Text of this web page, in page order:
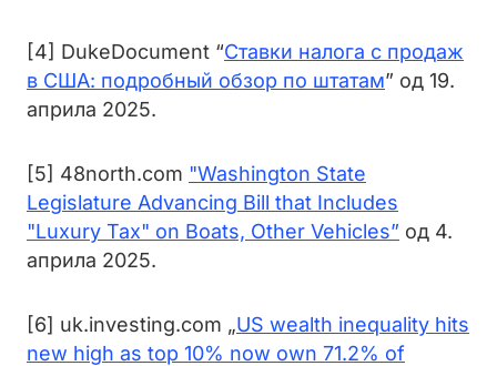
[4] DukeDocument “Ставки налога с продаж
в США: подробный обзор по штатам” од 19.
априла 2025.
[5] 48north.com "Washington State
Legislature Advancing Bill that Includes
"Luxury Tax" on Boats, Other Vehicles” од 4.
априла 2025.
[6] uk.investing.com „US wealth inequality hits
new high as top 10% now own 71.2% of